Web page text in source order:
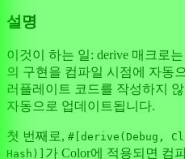
설명
이것이 하는 일: derive 매크로
의 구현을 컴파일 시점에 자동
러플레이트 코드를 작성하지
자동으로 업데이트됩니다.
첫 번째로, #[derive(Debug,
Hash)] 가 Color에 적용되면 컴